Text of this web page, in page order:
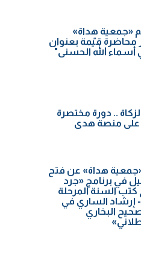
«جمعية هداة»
محاضرة قيّمة بعنوان
أسماء الله الحسنى"
.. دورة مختصرة
على منصة هدى
هداة» عن فتح
في برنامج «جرد
السنة️ المرحلة
- إرشاد الساري في
البخاري